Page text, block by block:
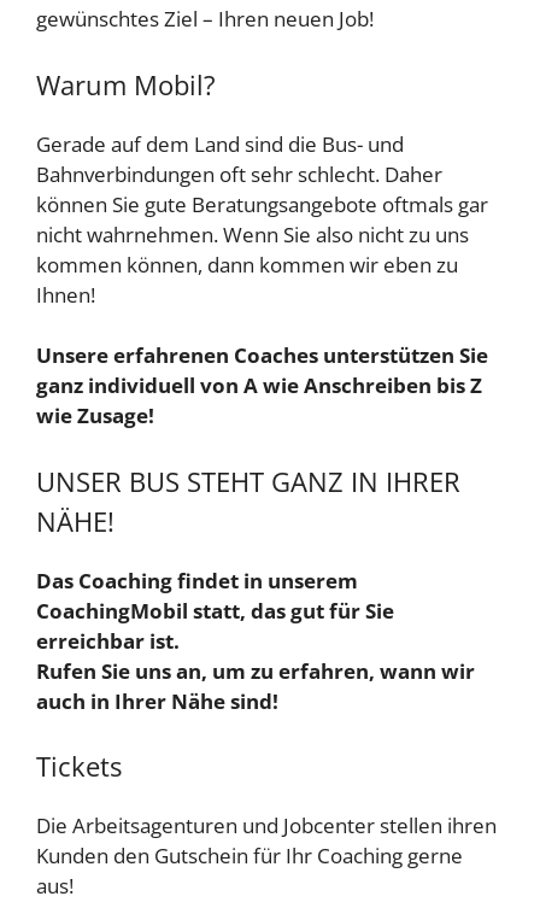
gewünschtes Ziel – Ihren neuen Job!
Warum Mobil?
Gerade auf dem Land sind die Bus- und
Bahnverbindungen oft sehr schlecht. Daher
können Sie gute Beratungsangebote oftmals gar
nicht wahrnehmen. Wenn Sie also nicht zu uns
kommen können, dann kommen wir eben zu
Ihnen!
Unsere erfahrenen Coaches unterstützen Sie
ganz individuell von A wie Anschreiben bis Z
wie Zusage!
UNSER BUS STEHT GANZ IN IHRER
NÄHE!
Das Coaching findet in unserem
CoachingMobil statt, das gut für Sie
erreichbar ist.
Rufen Sie uns an, um zu erfahren, wann wir
auch in Ihrer Nähe sind!
Tickets
Die Arbeitsagenturen und Jobcenter stellen ihren
Kunden den Gutschein für Ihr Coaching gerne
aus!